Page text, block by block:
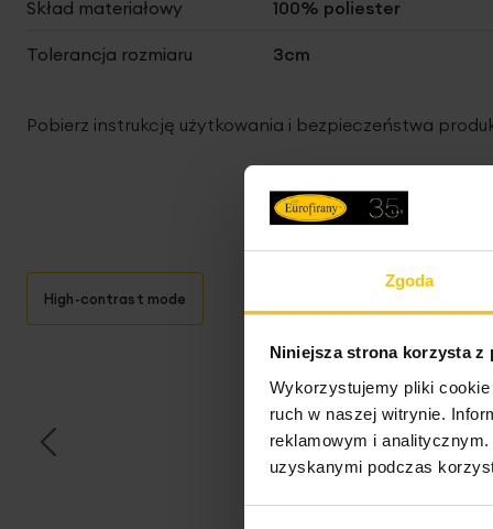
Zgoda
Niniejsza strona korzysta z
Wykorzystujemy pliki
ruch w naszej witrynie.
reklamowym i
uzyskanymi podczas
Skład materiałowy 100% poliester
Tolerancja rozmiaru 3cm
Pobierz instrukcję użytkowania i bezpieczeństwa
High-contrast mode